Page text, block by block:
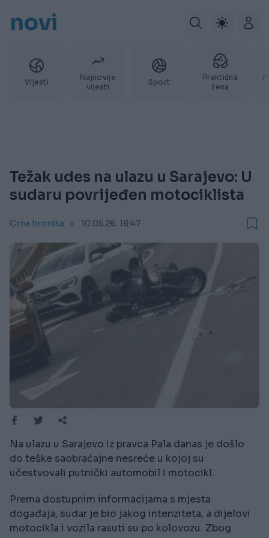
novi
Vijesti
Najnovije
vijesti
Sport
Praktična
žena
Težak udes na ulazu u Sarajevo: U
sudaru povrijeđen motociklista
Crna hronika 10.05.26. 18:47
Na ulazu u Sarajevo iz pravca Pala danas je došlo
do teške saobraćajne nesreće u kojoj su
učestvovali putnički automobil i motocikl.
Prema dostupnim informacijama s mjesta
događaja, sudar je bio jakog intenziteta, a dijelovi
motocikla i vozila rasuti su po kolovozu. Zbog